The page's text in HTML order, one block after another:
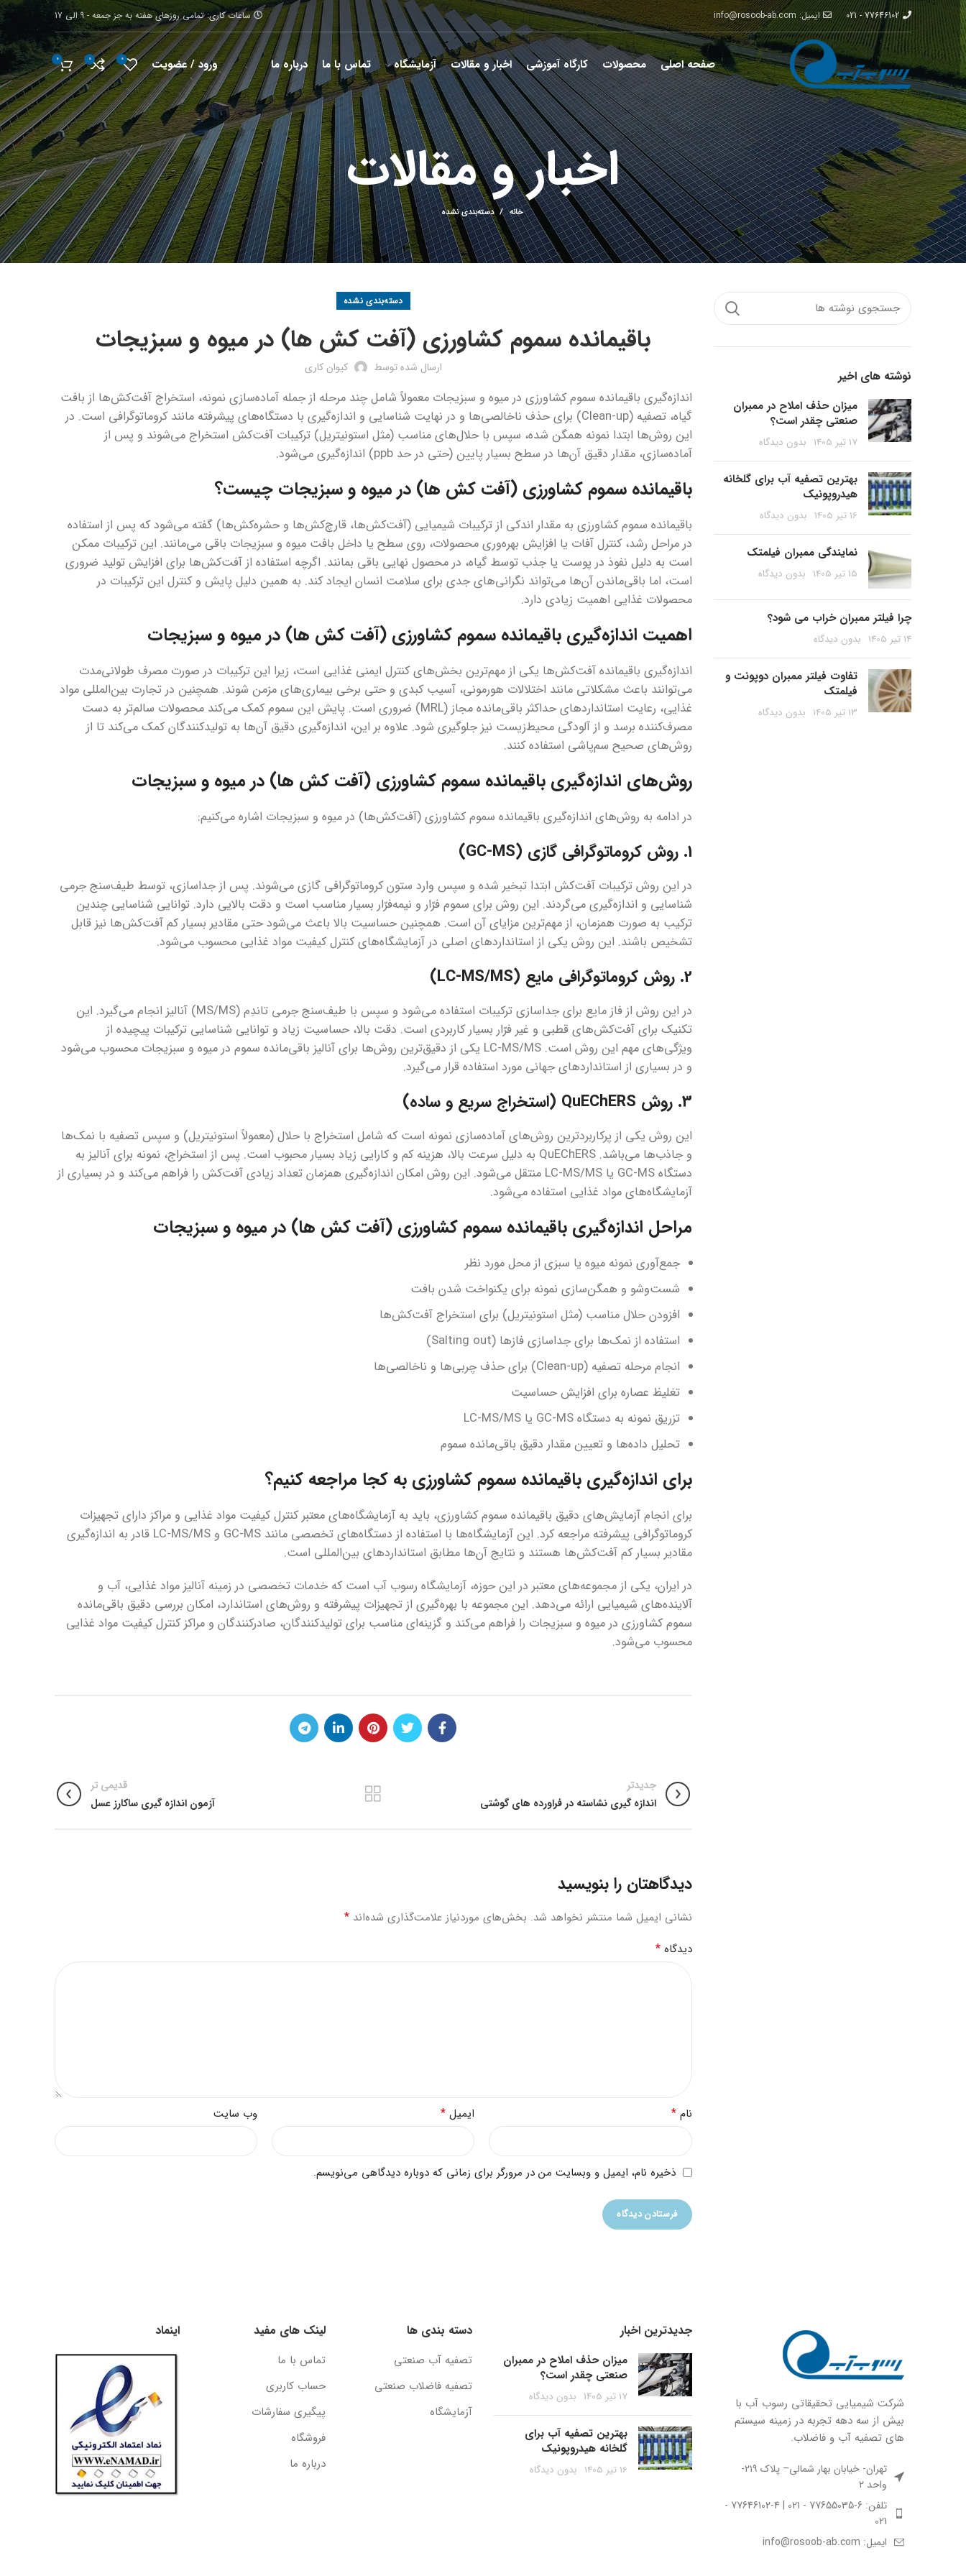
77646102 - 021 ایمیل: info@rosoob-ab.com ساعات کاری: تمامی روزهای هفته به جز جمعه - 9 الی 17
صفحه اصلی محصولات کارگاه آموزشی اخبار و مقالات آزمایشگاه تماس با ما درباره ما ورود / عضویت 0
0
0
اخبار و مقالات
خانه دسته‌بندی نشده
دسته‌بندی نشده
باقیمانده سموم کشاورزی (آفت کش ها) در میوه و سبزیجات
ارسال شده توسط کیوان کاری
اندازه‌گیری باقیمانده سموم کشاورزی در میوه و سبزیجات معمولاً شامل چند مرحله از جمله آماده‌سازی نمونه، استخراج آفت‌کش‌ها از بافت
گیاه، تصفیه (Clean-up) برای حذف ناخالصی‌ها و در نهایت شناسایی و اندازه‌گیری با دستگاه‌های پیشرفته مانند کروماتوگرافی است. در
این روش‌ها ابتدا نمونه همگن شده، سپس با حلال‌های مناسب (مثل استونیتریل) ترکیبات آفت‌کش استخراج می‌شوند و پس از
آماده‌سازی، مقدار دقیق آن‌ها در سطح بسیار پایین (حتی در حد ppb) اندازه‌گیری می‌شود.
باقیمانده سموم کشاورزی (آفت کش ها) در میوه و سبزیجات چیست؟
باقیمانده سموم کشاورزی به مقدار اندکی از ترکیبات شیمیایی (آفت‌کش‌ها، قارچ‌کش‌ها و حشره‌کش‌ها) گفته می‌شود که پس از استفاده
در مراحل رشد، کنترل آفات یا افزایش بهره‌وری محصولات، روی سطح یا داخل بافت میوه و سبزیجات باقی می‌مانند. این ترکیبات ممکن
است به دلیل نفوذ در پوست یا جذب توسط گیاه، در محصول نهایی باقی بمانند. اگرچه استفاده از آفت‌کش‌ها برای افزایش تولید ضروری
است، اما باقی‌ماندن آن‌ها می‌تواند نگرانی‌های جدی برای سلامت انسان ایجاد کند. به همین دلیل پایش و کنترل این ترکیبات در
محصولات غذایی اهمیت زیادی دارد.
اهمیت اندازه‌گیری باقیمانده سموم کشاورزی (آفت کش ها) در میوه و سبزیجات
اندازه‌گیری باقیمانده آفت‌کش‌ها یکی از مهم‌ترین بخش‌های کنترل ایمنی غذایی است، زیرا این ترکیبات در صورت مصرف طولانی‌مدت
می‌توانند باعث مشکلاتی مانند اختلالات هورمونی، آسیب کبدی و حتی برخی بیماری‌های مزمن شوند. همچنین در تجارت بین‌المللی مواد
غذایی، رعایت استانداردهای حداکثر باقی‌مانده مجاز (MRL) ضروری است. پایش این سموم کمک می‌کند محصولات سالم‌تر به دست
مصرف‌کننده برسد و از آلودگی محیط‌زیست نیز جلوگیری شود. علاوه بر این، اندازه‌گیری دقیق آن‌ها به تولیدکنندگان کمک می‌کند تا از
روش‌های صحیح سم‌پاشی استفاده کنند.
روش‌های اندازه‌گیری باقیمانده سموم کشاورزی (آفت کش ها) در میوه و سبزیجات
در ادامه به روش‌های اندازه‌گیری باقیمانده سموم کشاورزی (آفت‌کش‌ها) در میوه و سبزیجات اشاره می‌کنیم:
1. روش کروماتوگرافی گازی (GC-MS)
در این روش ترکیبات آفت‌کش ابتدا تبخیر شده و سپس وارد ستون کروماتوگرافی گازی می‌شوند. پس از جداسازی، توسط طیف‌سنج جرمی
شناسایی و اندازه‌گیری می‌گردند. این روش برای سموم فرّار و نیمه‌فرّار بسیار مناسب است و دقت بالایی دارد. توانایی شناسایی چندین
ترکیب به صورت همزمان، از مهم‌ترین مزایای آن است. همچنین حساسیت بالا باعث می‌شود حتی مقادیر بسیار کم آفت‌کش‌ها نیز قابل
تشخیص باشند. این روش یکی از استانداردهای اصلی در آزمایشگاه‌های کنترل کیفیت مواد غذایی محسوب می‌شود.
2. روش کروماتوگرافی مایع (LC-MS/MS)
در این روش از فاز مایع برای جداسازی ترکیبات استفاده می‌شود و سپس با طیف‌سنج جرمی تاندِم (MS/MS) آنالیز انجام می‌گیرد. این
تکنیک برای آفت‌کش‌های قطبی و غیر فرّار بسیار کاربردی است. دقت بالا، حساسیت زیاد و توانایی شناسایی ترکیبات پیچیده از
ویژگی‌های مهم این روش است. LC-MS/MS یکی از دقیق‌ترین روش‌ها برای آنالیز باقی‌مانده سموم در میوه و سبزیجات محسوب می‌شود
و در بسیاری از استانداردهای جهانی مورد استفاده قرار می‌گیرد.
3. روش QuEChERS (استخراج سریع و ساده)
این روش یکی از پرکاربردترین روش‌های آماده‌سازی نمونه است که شامل استخراج با حلال (معمولاً استونیتریل) و سپس تصفیه با نمک‌ها
و جاذب‌ها می‌باشد. QuEChERS به دلیل سرعت بالا، هزینه کم و کارایی زیاد بسیار محبوب است. پس از استخراج، نمونه برای آنالیز به
دستگاه GC-MS یا LC-MS/MS منتقل می‌شود. این روش امکان اندازه‌گیری همزمان تعداد زیادی آفت‌کش را فراهم می‌کند و در بسیاری از
آزمایشگاه‌های مواد غذایی استفاده می‌شود.
مراحل اندازه‌گیری باقیمانده سموم کشاورزی (آفت کش ها) در میوه و سبزیجات
جمع‌آوری نمونه میوه یا سبزی از محل مورد نظر
شست‌وشو و همگن‌سازی نمونه برای یکنواخت شدن بافت
افزودن حلال مناسب (مثل استونیتریل) برای استخراج آفت‌کش‌ها
استفاده از نمک‌ها برای جداسازی فازها (Salting out)
انجام مرحله تصفیه (Clean-up) برای حذف چربی‌ها و ناخالصی‌ها
تغلیظ عصاره برای افزایش حساسیت
تزریق نمونه به دستگاه GC-MS یا LC-MS/MS
تحلیل داده‌ها و تعیین مقدار دقیق باقی‌مانده سموم
برای اندازه‌گیری باقیمانده سموم کشاورزی به کجا مراجعه کنیم؟
برای انجام آزمایش‌های دقیق باقیمانده سموم کشاورزی، باید به آزمایشگاه‌های معتبر کنترل کیفیت مواد غذایی و مراکز دارای تجهیزات
کروماتوگرافی پیشرفته مراجعه کرد. این آزمایشگاه‌ها با استفاده از دستگاه‌های تخصصی مانند GC-MS و LC-MS/MS قادر به اندازه‌گیری
مقادیر بسیار کم آفت‌کش‌ها هستند و نتایج آن‌ها مطابق استانداردهای بین‌المللی است.
در ایران، یکی از مجموعه‌های معتبر در این حوزه، آزمایشگاه رسوب آب است که خدمات تخصصی در زمینه آنالیز مواد غذایی، آب و
آلاینده‌های شیمیایی ارائه می‌دهد. این مجموعه با بهره‌گیری از تجهیزات پیشرفته و روش‌های استاندارد، امکان بررسی دقیق باقی‌مانده
سموم کشاورزی در میوه و سبزیجات را فراهم می‌کند و گزینه‌ای مناسب برای تولیدکنندگان، صادرکنندگان و مراکز کنترل کیفیت مواد غذایی
محسوب می‌شود.
جدیدتر
اندازه گیری نشاسته در فراورده های گوشتی
قدیمی تر
آزمون اندازه گیری ساکارز عسل
دیدگاهتان را بنویسید
نشانی ایمیل شما منتشر نخواهد شد. بخش‌های موردنیاز علامت‌گذاری شده‌اند*
دیدگاه*
نام* ایمیل * وب‌ سایت
ذخیره نام، ایمیل و وبسایت من در مرورگر برای زمانی که دوباره دیدگاهی می‌نویسم.
نوشته های اخیر
میزان حذف املاح در ممبران
صنعتی چقدر است؟
17 تیر 1405 بدون دیدگاه
بهترین تصفیه آب برای گلخانه
هیدروپونیک
16 تیر 1405 بدون دیدگاه
نمایندگی ممبران فیلمتک
15 تیر 1405 بدون دیدگاه
چرا فیلتر ممبران خراب می شود؟
14 تیر 1405 بدون دیدگاه
تفاوت فیلتر ممبران دوپونت و
فیلمتک
13 تیر 1405 بدون دیدگاه
شركت شيميايى تحقیقاتی رسوب آب با
بيش از سه دهه تجربه در زمينه سيستم
هاى تصفيه آب و فاضلاب.
تهران- خیابان بهار شمالی– پلاک ۲۱۹-
واحد ۲
تلفن: 6-77655035 - 021 | 4-77646102 -
021
ایمیل: info@rosoob-ab.com
جدیدترین اخبار
میزان حذف املاح در ممبران
صنعتی چقدر است؟
17 تیر 1405 بدون دیدگاه
بهترین تصفیه آب برای
گلخانه هیدروپونیک
16 تیر 1405 بدون دیدگاه
دسته بندی ها
تصفیه آب صنعتی
تصفیه فاضلاب صنعتی
آزمایشگاه
لینک های مفید
تماس با ما
حساب کاربری
پیگیری سفارشات
فروشگاه
درباره ما
اینماد